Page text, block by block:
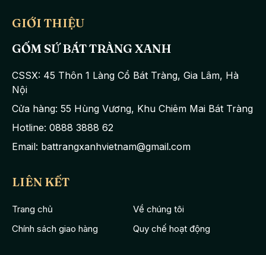
bộ bao phủ
bởi một lớp men màu rêu rất giản dị tạo cảm giác về
những bộ ấm xưa cũ, truyền thống.
Ấm được thiết kế dáng tống truyền thống, vòi ấm và quai ấm có
màu trắng sáng bóng vô cùng nổi bật.
đường kẻ chỉ nâu đỏ nhạt trên miệng ấm, miệng chén, đĩa đã
tăng thêm vẻ đẹp thẩm mĩ cho tổng thể sản phẩm
GIỚI THIỆU
GỐM SỨ BÁT TRÀNG XANH
CSSX: 45 Thôn 1 Làng Cổ Bát Tràng, Gia Lâm, Hà
Nội
Cửa hàng: 55 Hùng Vương, Khu Chiêm Mai Bát Tràng
Hotline: 0888 3888 62
Email: battrangxanhvietnam@gmail.com
LIÊN KẾT
Trang chủ
Về chúng tôi
Chính sách giao hàng
Quy chế hoạt động